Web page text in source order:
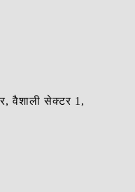
वैशाली सेक्टर 1,